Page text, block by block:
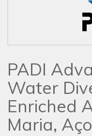
PADI
Water
Enriched
Maria,